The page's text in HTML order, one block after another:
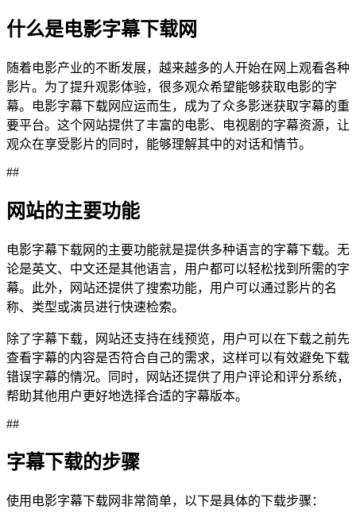
什么是电影字幕下载网
随着电影产业的不断发展，越来越多的人开始在网上观看各种
影片。为了提升观影体验，很多观众希望能够获取电影的字
幕。电影字幕下载网应运而生，成为了众多影迷获取字幕的重
要平台。这个网站提供了丰富的电影、电视剧的字幕资源，让
观众在享受影片的同时，能够理解其中的对话和情节。
##
网站的主要功能
电影字幕下载网的主要功能就是提供多种语言的字幕下载。无
论是英文、中文还是其他语言，用户都可以轻松找到所需的字
幕。此外，网站还提供了搜索功能，用户可以通过影片的名
称、类型或演员进行快速检索。
除了字幕下载，网站还支持在线预览，用户可以在下载之前先
查看字幕的内容是否符合自己的需求，这样可以有效避免下载
错误字幕的情况。同时，网站还提供了用户评论和评分系统，
帮助其他用户更好地选择合适的字幕版本。
##
字幕下载的步骤
使用电影字幕下载网非常简单，以下是具体的下载步骤：